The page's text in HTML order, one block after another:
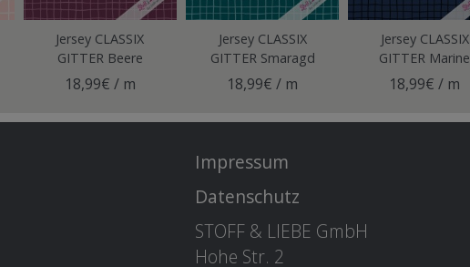
Jersey CLASSIX
GITTER Beere
18,99€ / m
Jersey CLASSIX
GITTER Smaragd
18,99€ / m
Jersey CLASSIX
GITTER Marine
18,99€ / m
Impressum
Datenschutz
STOFF & LIEBE GmbH
Hohe Str. 2